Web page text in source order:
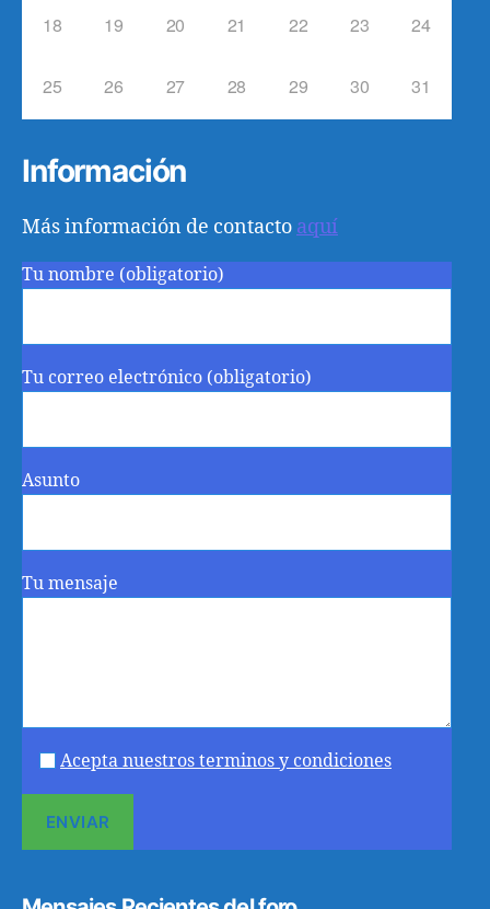
18 19 20 21 22 23 24
25 26 27 28 29 30 31
Información
Más información de contacto aquí
Tu nombre (obligatorio)
Tu correo electrónico (obligatorio)
Asunto
Tu mensaje
Acepta nuestros terminos y condiciones